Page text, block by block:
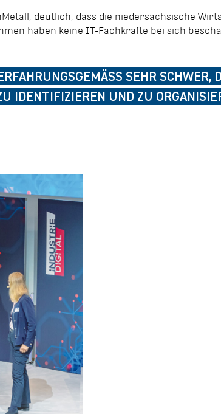
deutlich, dass die niedersächsische
haben keine IT-Fachkräfte bei sich
SEHR SCHWER,
UND ZU